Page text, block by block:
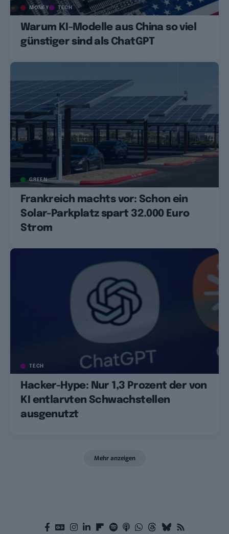
MONEY TECH
Warum KI-Modelle aus China so viel
günstiger sind als ChatGPT
GREEN
Frankreich machts vor: Schon ein
Solar-Parkplatz spart 32.000 Euro
Strom
TECH
Hacker-Hype: Nur 1,3 Prozent der von
KI entlarvten Schwachstellen
ausgenutzt
Mehr anzeigen